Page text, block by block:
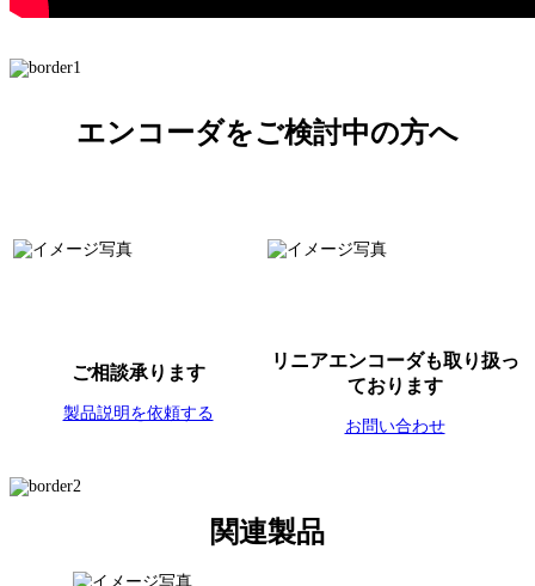
エンコーダをご検討中の方へ
ご相談承ります
製品説明を依頼する
リニアエンコーダも取り扱っ
ております
お問い合わせ
関連製品